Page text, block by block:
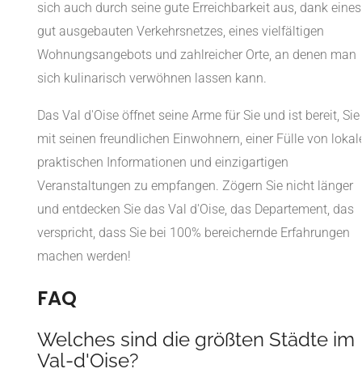
sich auch durch seine gute Erreichbarkeit aus, dank eines
gut ausgebauten Verkehrsnetzes, eines vielfältigen
Wohnungsangebots und zahlreicher Orte, an denen man
sich kulinarisch verwöhnen lassen kann.
Das Val d'Oise öffnet seine Arme für Sie und ist bereit, Sie
mit seinen freundlichen Einwohnern, einer Fülle von
praktischen Informationen und einzigartigen
Veranstaltungen zu empfangen. Zögern Sie nicht länger
und entdecken Sie das Val d'Oise, das Departement, das
verspricht, dass Sie bei 100% bereichernde Erfahrungen
machen werden!
FAQ
Welches sind die größten Städte im
Val-d'Oise?